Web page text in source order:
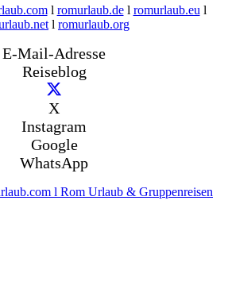
l romurlaub.del romurlaub.eu l
l romurlaub.org
E-Mail-Adresse
Reiseblog
X
Instagram
Google
WhatsApp
l Rom Urlaub & Gruppenreisen